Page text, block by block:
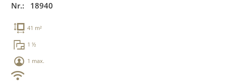
Nr.: 18940
41 m²
1 ½
1 max.